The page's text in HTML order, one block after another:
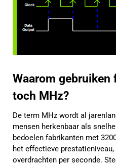
Waarom gebruiken
toch MHz?
De term MHz wordt al
mensen herkenbaar als
bedoelen fabrikanten met
het effectieve
overdrachten per seconde.